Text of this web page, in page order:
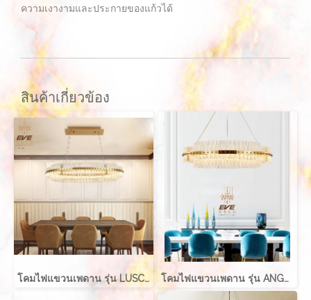
ความเงางามและประกายของแก้วได้
สินค้าเกี่ยวข้อง
โคมไฟแขวนเพดาน รุ่น LUSCIOUS LED 35W (EVE-00066) โคมไฟแขวนเพดาน รุ่น ANGELIC LED 35W ( EVE-00080 )